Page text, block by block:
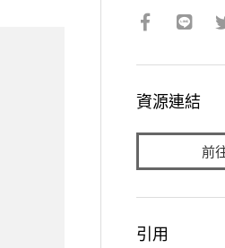
資源連結
前
引用